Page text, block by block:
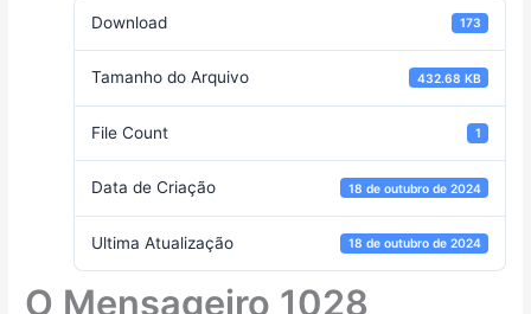
Download 173
Tamanho do Arquivo 432.68 KB
File Count 1
Data de Criação 18 de outubro de 2024
Ultima Atualização 18 de outubro de 2024
O Mensageiro 1028